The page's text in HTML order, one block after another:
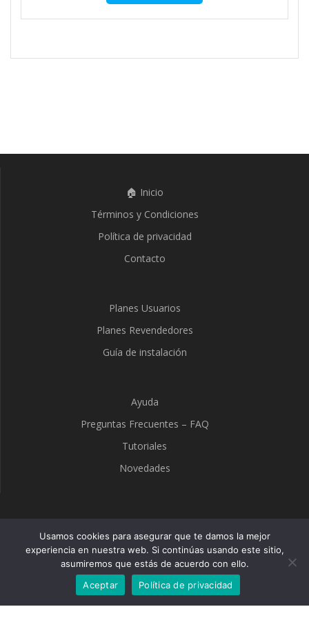
🏠 Inicio
Términos y Condiciones
Política de privacidad
Contacto
Planes Usuarios
Planes Revendedores
Guía de instalación
Ayuda
Preguntas Frecuentes – FAQ
Tutoriales
Novedades
TuPlay
© 2026 TuPlay. Built using WordPress and theMesmerize
Theme
Usamos cookies para asegurar que te damos la mejor
experiencia en nuestra web. Si continúas usando este sitio,
asumiremos que estás de acuerdo con ello.
Aceptar
Política de privacidad